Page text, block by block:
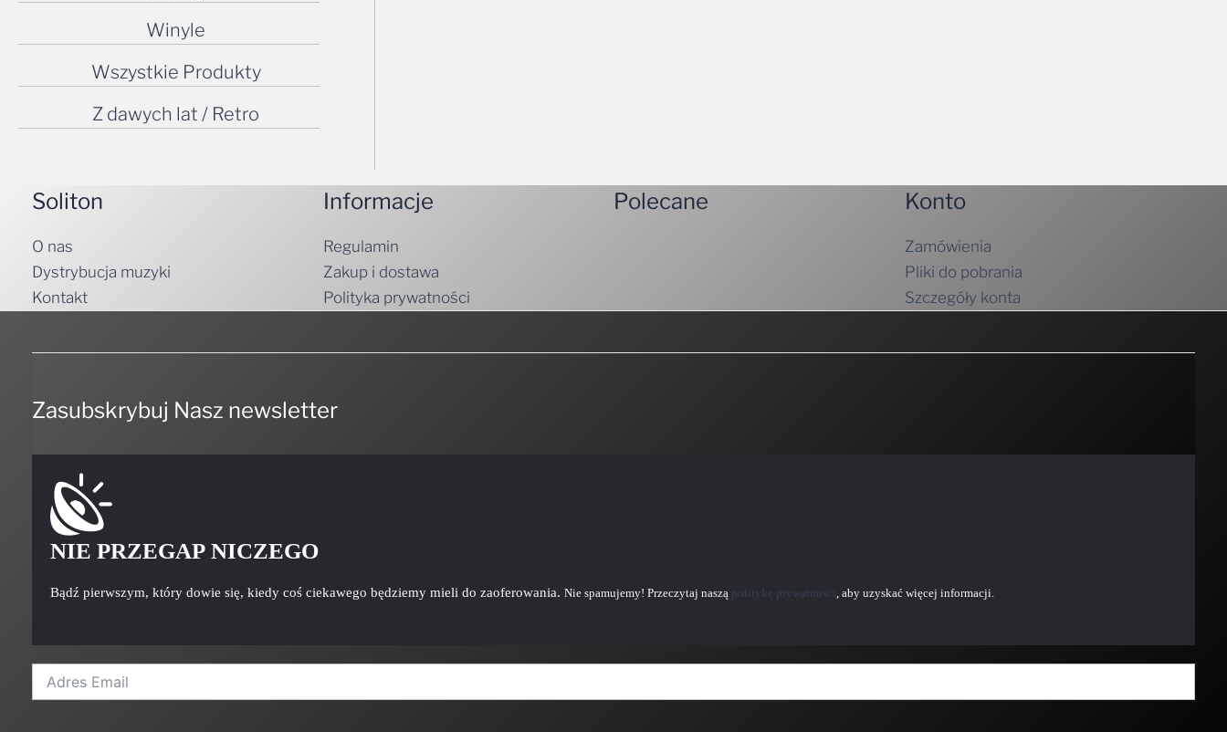
Winyle
Wszystkie Produkty
Z dawych lat / Retro
Soliton
O nas
Dystrybucja muzyki
Kontakt
Informacje
Regulamin
Zakup i dostawa
Polityka prywatności
Polecane Konto
Zamówienia
Pliki do pobrania
Szczegóły konta
Zasubskrybuj Nasz newsletter
NIE PRZEGAP NICZEGO
Bądź pierwszym, który dowie się, kiedy coś ciekawego będziemy mieli do zaoferowania. Nie spamujemy! Przeczytaj naszą politykę prywatności, aby uzyskać więcej informacji.